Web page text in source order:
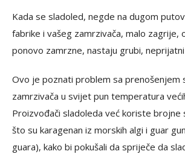
Kada se sladoled, negde na dugom
fabrike i vašeg zamrzivača, malo zagrije,
ponovo zamrzne, nastaju grubi,
Ovo je poznati problem sa prenošenjem
zamrzivača u svijet pun temperatura
Proizvođači sladoleda već koriste brojne
što su karagenan iz morskih algi i guar
guara), kako bi pokušali da spriječe da